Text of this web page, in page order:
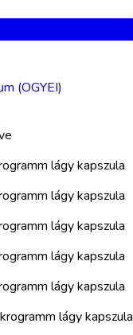
(OGYEI)
lágy kapszula
lágy kapszula
lágy kapszula
lágy kapszula
lágy kapszula
lágy kapszula